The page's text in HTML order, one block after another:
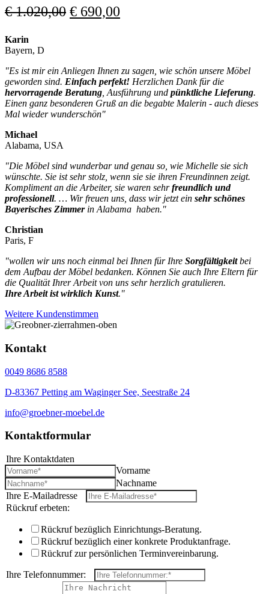
€1.020,00 Ursprünglicher
€ 690,00
Karin
Bayern, D
"Es ist mir ein Anliegen Ihnen zu sagen, wie schön unsere Möbel
geworden sind. Einfach perfekt! Herzlichen Dank für die
hervorragende Beratung , Ausführung und pünktliche Lieferung.
Einen ganz besonderen Gruß an die begabte Malerin - auch dieses
Mal wieder wunderschön"
Michael
Alabama, USA
"Die Möbel sind wunderbar und genau so, wie Michelle sie sich
wünschte. Sie ist sehr stolz, wenn sie sie ihren Freundinnen zeigt.
Kompliment an die Arbeiter, sie waren sehrfreundlich und
professionell. … Wir freuen uns, dass wir jetzt ein sehr schönes
Bayerisches Zimmerin Alabama haben."
Christian
Paris, F
"wollen wir uns noch einmal bei Ihnen für Ihre Sorgfältigkeitbei
dem Aufbau der Möbel bedanken. Können Sie auch Ihre Eltern für
die Qualität Ihrer Arbeit von uns sehr herzlich gratulieren.
Ihre Arbeit ist wirklich Kunst."
Weitere Kundenstimmen
Kontakt
0049 8686 8588
D-83367 Petting am Waginger See, Seestraße 24
info@groebner-moebel.de
Kontaktformular
Ihre Kontaktdaten
Vorname
Nachname
Ihre E-Mailadresse
Rückruf erbeten:
Rückruf bezüglich Einrichtungs-Beratung.
Rückruf bezüglich einer konkrete Produktanfrage.
Rückruf zur persönlichen Terminvereinbarung.
Ihre Telefonnummer: